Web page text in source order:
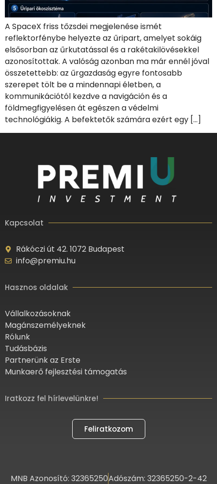
A SpaceX friss tőzsdei megjelenése ismét
reflektorfénybe helyezte az űripart, amelyet sokáig
elsősorban az űrkutatással és a rakétakilövésekkel
azonosítottak. A valóság azonban ma már ennél jóval
összetettebb: az űrgazdaság egyre fontosabb
szerepet tölt be a mindennapi életben, a
kommunikációtól kezdve a navigáción és a
földmegfigyelésen át egészen a védelmi
technológiákig. A befektetők számára ezért egy […]
Kapcsolat
Rákóczi út 42. 1072 Budapest
info@premiu.hu
Hasznos oldalak
Vállalkozásoknak
Magánszemélyeknek
Rólunk
Tudásbázis
Partnerünk az Erste
Munkaerő fejlesztési támogatás
Iratkozz fel hírlevelünkre!
Feliratkozom
MNB Azonosító: 32365250Adószám: 32365250-2-42